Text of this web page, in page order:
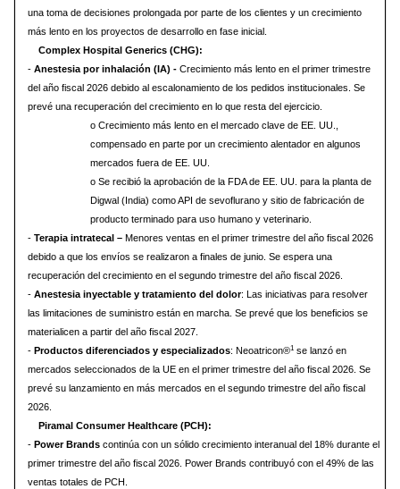
una toma de decisiones prolongada por parte de los clientes y un crecimiento
más lento en los proyectos de desarrollo en fase inicial.
Complex Hospital Generics (CHG):
- Anestesia por inhalación (IA) - Crecimiento más lento en el primer trimestre
del año fiscal 2026 debido al escalonamiento de los pedidos institucionales. Se
prevé una recuperación del crecimiento en lo que resta del ejercicio.
o Crecimiento más lento en el mercado clave de EE. UU.,
compensado en parte por un crecimiento alentador en algunos
mercados fuera de EE. UU.
o Se recibió la aprobación de la FDA de EE. UU. para la planta de
Digwal (India) como API de sevoflurano y sitio de fabricación de
producto terminado para uso humano y veterinario.
- Terapia intratecal – Menores ventas en el primer trimestre del año fiscal 2026
debido a que los envíos se realizaron a finales de junio. Se espera una
recuperación del crecimiento en el segundo trimestre del año fiscal 2026.
- Anestesia inyectable y tratamiento del dolor: Las iniciativas para resolver
las limitaciones de suministro están en marcha. Se prevé que los beneficios se
materialicen a partir del año fiscal 2027.
- Productos diferenciados y especializados: Neoatricon®1se lanzó en
mercados seleccionados de la UE en el primer trimestre del año fiscal 2026. Se
prevé su lanzamiento en más mercados en el segundo trimestre del año fiscal
2026.
Piramal Consumer Healthcare (PCH):
- Power Brandscontinúa con un sólido crecimiento interanual del 18% durante el
primer trimestre del año fiscal 2026. Power Brands contribuyó con el 49% de las
ventas totales de PCH.